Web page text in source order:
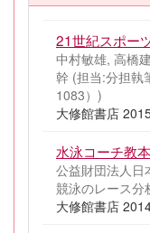
21世紀スポー
中村敏雄, 高橋
幹 (担当:分担執
1083）)
大修館書店
水泳コーチ教
公益財団法人日
競泳のレース
大修館書店